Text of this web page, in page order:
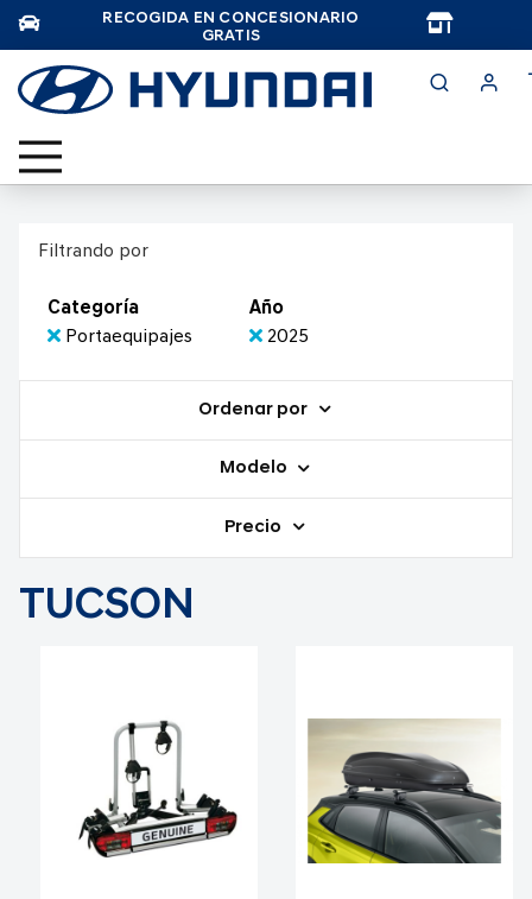
RECOGIDA EN CONCESIONARIO
GRATIS
Filtrando por
Categoría
Portaequipajes
Año
2025
Ordenar por
Modelo
Precio
TUCSON